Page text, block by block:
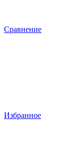
Сравнение
Избранное